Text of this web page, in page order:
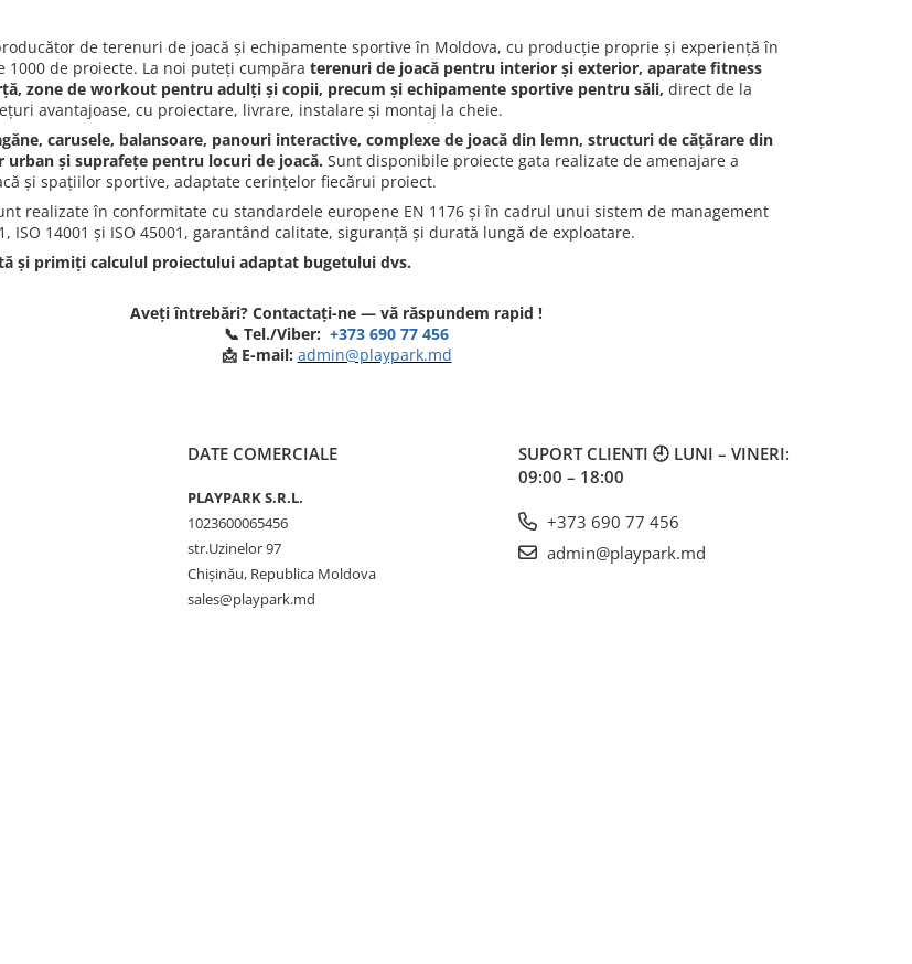
de terenuri de joacă și echipamente sportive în Moldova, cu producție proprie și experiență în
1000 de proiecte. La noi puteți cumpăra terenuri de joacă pentru interior și exterior, aparate fitness
zone de workout pentru adulți și copii, precum și echipamente sportive pentru săli, direct de la
avantajoase, cu proiectare, livrare, instalare și montaj la cheie.
carusele, balansoare, panouri interactive, complexe de joacă din lemn, structuri de cățărare din
și suprafețe pentru locuri de joacă. Sunt disponibile proiecte gata realizate de amenajare a
și spațiilor sportive, adaptate cerințelor fiecărui proiect.
realizate în conformitate cu standardele europene EN 1176 și în cadrul unui sistem de management
ISO 14001 și ISO 45001, garantând calitate, siguranță și durată lungă de exploatare.
și primiți calculul proiectului adaptat bugetului dvs.
Aveți întrebări? Contactați-ne — vă răspundem rapid !
📞 Tel./Viber: +373 690 77 456
📩 E-mail: admin@playpark.md
DATE COMERCIALE
PLAYPARK S.R.L.
1023600065456
str.Uzinelor 97
Chișinău, Republica Moldova
sales@playpark.md
SUPORT CLIENTI 🕘 LUNI – VINERI:
09:00 – 18:00
+373 690 77 456
admin@playpark.md